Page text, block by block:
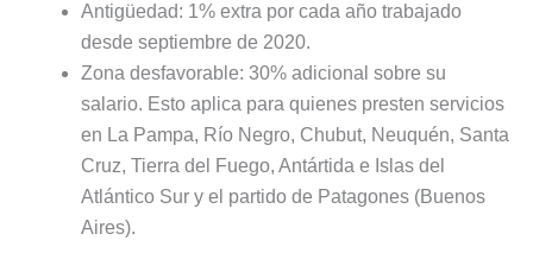
Antigüedad: 1% extra por cada año trabajado
desde septiembre de 2020.
Zona desfavorable: 30% adicional sobre su
salario. Esto aplica para quienes presten servicios
en La Pampa, Río Negro, Chubut, Neuquén, Santa
Cruz, Tierra del Fuego, Antártida e Islas del
Atlántico Sur y el partido de Patagones (Buenos
Aires).